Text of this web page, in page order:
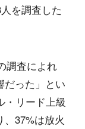
を調査した
調査によれ
だった」とい
・リード上級
37%は放火